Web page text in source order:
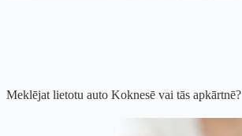
Meklējat lietotu auto Koknesē vai tās apkārtnē?